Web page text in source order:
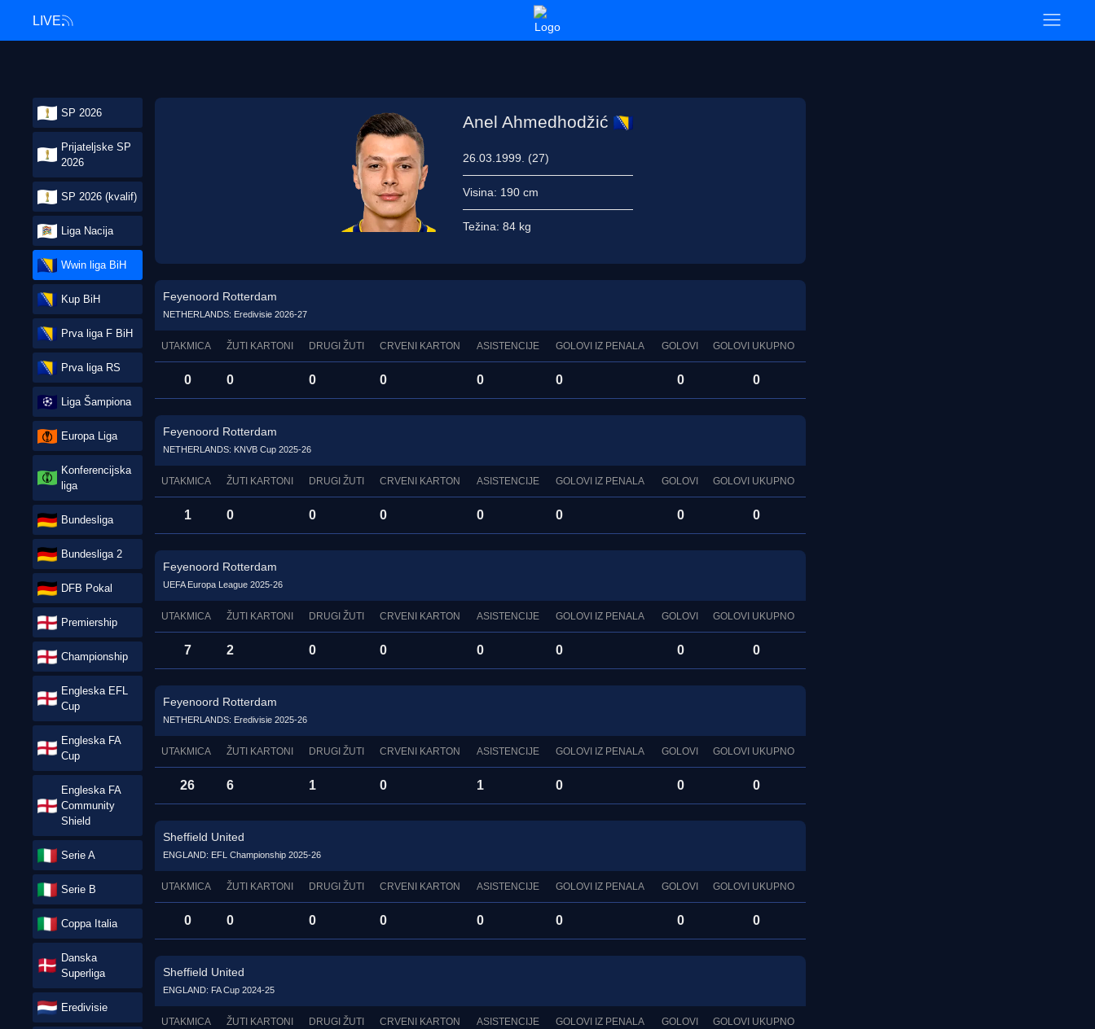
LIVE
SP 2026
Prijateljske SP
2026
SP 2026 (kvalif)
Liga Nacija
Wwin liga BiH
Kup BiH
Prva liga F BiH
Prva liga RS
Liga Šampiona
Europa Liga
Konferencijska
liga
Bundesliga
Bundesliga 2
DFB Pokal
Premiership
Championship
Engleska EFL
Cup
Engleska FA
Cup
Engleska FA
Community
Shield
Serie A
Serie B
Coppa Italia
Danska
Superliga
Eredivisie
Anel Ahmedhodžić
26.03.1999. (27)
Visina: 190 cm
Težina: 84 kg
Feyenoord Rotterdam
NETHERLANDS: Eredivisie 2026-27
UTAKMICA ŽUTI KARTONI DRUGI ŽUTI CRVENI KARTON ASISTENCIJE GOLOVI IZ PENALA GOLOVI GOLOVI UKUPNO
0 0 0 0 0 0 0 0
Feyenoord Rotterdam
NETHERLANDS: KNVB Cup 2025-26
UTAKMICA ŽUTI KARTONI DRUGI ŽUTI CRVENI KARTON ASISTENCIJE GOLOVI IZ PENALA GOLOVI GOLOVI UKUPNO
1 0 0 0 0 0 0 0
Feyenoord Rotterdam
UEFA Europa League 2025-26
UTAKMICA ŽUTI KARTONI DRUGI ŽUTI CRVENI KARTON ASISTENCIJE GOLOVI IZ PENALA GOLOVI GOLOVI UKUPNO
7 2 0 0 0 0 0 0
Feyenoord Rotterdam
NETHERLANDS: Eredivisie 2025-26
UTAKMICA ŽUTI KARTONI DRUGI ŽUTI CRVENI KARTON ASISTENCIJE GOLOVI IZ PENALA GOLOVI GOLOVI UKUPNO
26 6 1 0 1 0 0 0
Sheffield United
ENGLAND: EFL Championship 2025-26
UTAKMICA ŽUTI KARTONI DRUGI ŽUTI CRVENI KARTON ASISTENCIJE GOLOVI IZ PENALA GOLOVI GOLOVI UKUPNO
0 0 0 0 0 0 0 0
Sheffield United
ENGLAND: FA Cup 2024-25
UTAKMICA ŽUTI KARTONI DRUGI ŽUTI CRVENI KARTON ASISTENCIJE GOLOVI IZ PENALA GOLOVI GOLOVI UKUPNO